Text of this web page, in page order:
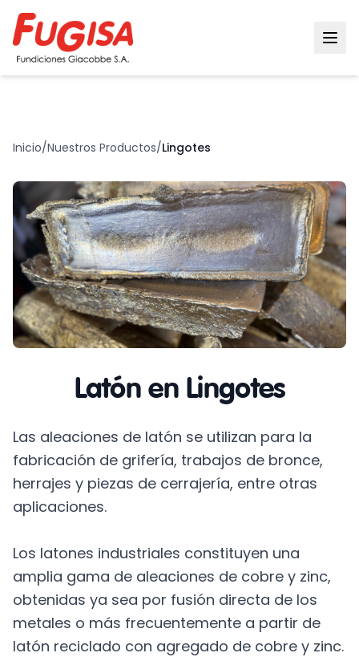
Inicio/Nuestros Productos/Lingotes
Latón en Lingotes
Las aleaciones de latón se utilizan para la
fabricación de grifería, trabajos de bronce,
herrajes y piezas de cerrajería, entre otras
aplicaciones.
Los latones industriales constituyen una
amplia gama de aleaciones de cobre y zinc,
obtenidas ya sea por fusión directa de los
metales o más frecuentemente a partir de
latón reciclado con agregado de cobre y zinc.